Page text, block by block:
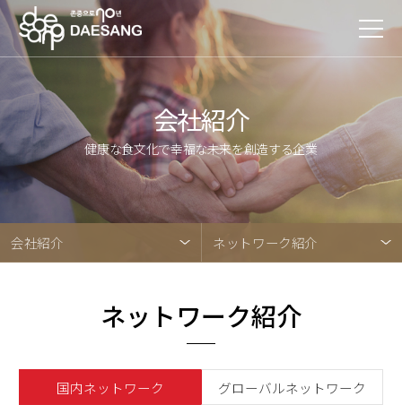
会社紹介
健康な食文化で幸福な未来を創造する企業
会社紹介 ネットワーク紹介
ネットワーク紹介
国内ネットワーク グローバルネットワーク